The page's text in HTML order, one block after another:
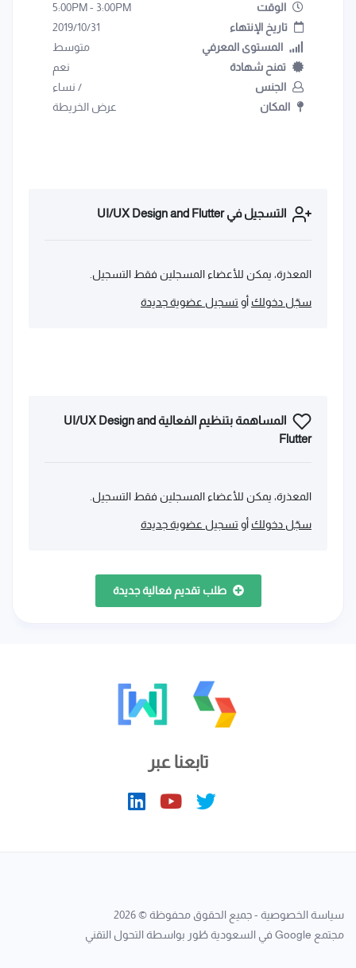
الوقت
3:00PM
-
5:00PM
تاريخ الإنتهاء
2019/10/31
المستوى المعرفي
متوسط
تمنح شهادة
نعم
الجنس
/ نساء
المكان
عرض الخريطة
التسجيل في UI/UX Design and Flutter
المعذرة، يمكن للأعضاء المسجلين فقط التسجيل.
سجّل دخولك أو تسجيل عضوية جديدة
المساهمة بتنظيم الفعالية UI/UX Design and
Flutter
المعذرة، يمكن للأعضاء المسجلين فقط التسجيل.
سجّل دخولك أو تسجيل عضوية جديدة
طلب تقديم فعالية جديدة
تابعنا عبر
سياسة الخصوصية - جميع الحقوق محفوظة © 2026
مجتمع Google في السعودية
طُور بواسطة التحول التقني